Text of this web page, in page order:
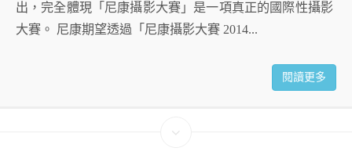
出，完全體現「尼康攝影大賽」是一項真正的國際性攝影
大賽。 尼康期望透過「尼康攝影大賽 2014...
閱讀更多